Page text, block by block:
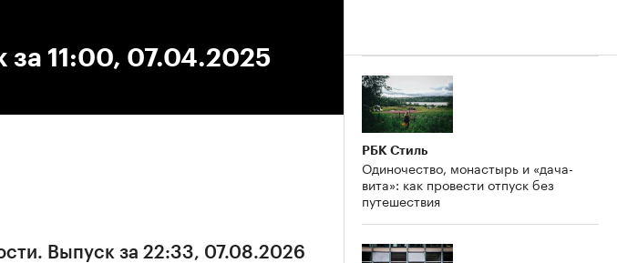
за 11:00, 07.04.2025
Выпуск за 22:33, 07.08.2026
РБК Стиль
Одиночество, монастырь и «дача-
вита»: как провести отпуск без
путешествия